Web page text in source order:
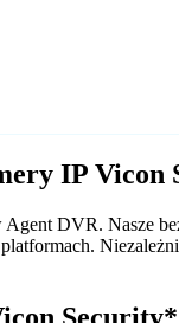
IP Vicon
DVR. Nasze
platformach.